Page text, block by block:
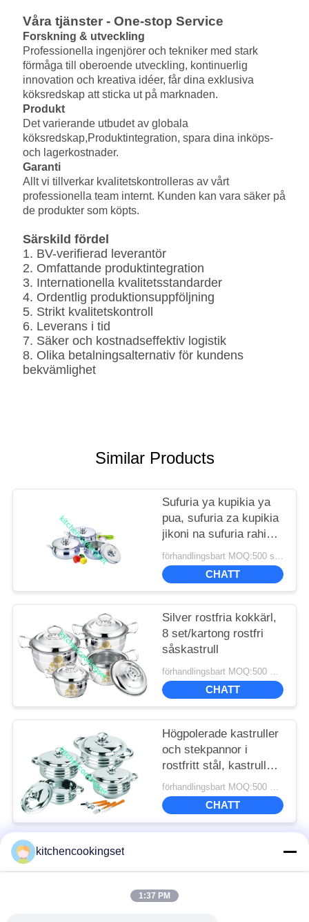
Våra tjänster - One-stop Service
Forskning & utveckling
Professionella ingenjörer och tekniker med stark
förmåga till oberoende utveckling, kontinuerlig
innovation och kreativa idéer, får dina exklusiva
köksredskap att sticka ut på marknaden.
Produkt
Det varierande utbudet av globala
köksredskap,Produktintegration, spara dina inköps-
och lagerkostnader.
Garanti
Allt vi tillverkar kvalitetskontrolleras av vårt
professionella team internt. Kunden kan vara säker på
de produkter som köpts.
Särskild fördel
1. BV-verifierad leverantör
2. Omfattande produktintegration
3. Internationella kvalitetsstandarder
4. Ordentlig produktionsuppföljning
5. Strikt kvalitetskontroll
6. Leverans i tid
7. Säker och kostnadseffektiv logistik
8. Olika betalningsalternativ för kundens
bekvämlighet
Similar Products
Sufuria ya kupikia ya
pua, sufuria za kupikia
jikoni na sufuria rahisi
kusafisha
CHATT
Silver rostfria kokkärl,
8 set/kartong rostfri
såskastrull
förhandlingsbart MOQ:500 SETS
CHATT
Högpolerade kastruller
och stekpannor i
rostfritt stål, kastrullset
i rostfritt stål
förhandlingsbart MOQ:500 SETS
CHATT
Popular Categories
kitchencookingset
1:37 PM